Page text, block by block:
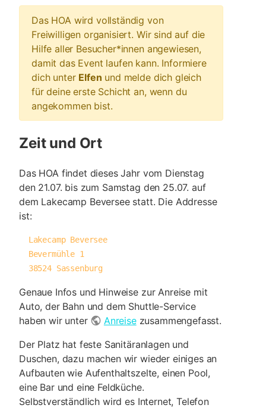
Das HOA wird vollständig von
Freiwilligen organisiert. Wir sind auf die
Hilfe aller Besucher*innen angewiesen,
damit das Event laufen kann. Informiere
dich unter Elfen und melde dich gleich
für deine erste Schicht an, wenn du
angekommen bist.
Zeit und Ort
Das HOA findet dieses Jahr vom Dienstag
den 21.07. bis zum Samstag den 25.07. auf
dem Lakecamp Beversee statt. Die Addresse
ist:
  38524 Sassenburg
Genaue Infos und Hinweise zur Anreise mit
Auto, der Bahn und dem Shuttle-Service
haben wir unter
Anreisezusammengefasst.
Der Platz hat feste Sanitäranlagen und
Duschen, dazu machen wir wieder einiges an
Aufbauten wie Aufenthaltszelte, einen Pool,
eine Bar und eine Feldküche.
Selbstverständlich wird es Internet, Telefon